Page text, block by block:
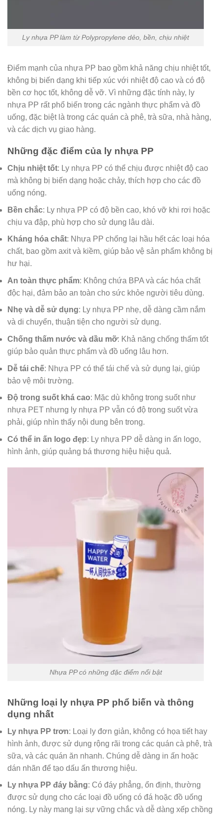
Ly nhựa PP làm từ Polypropylene dẻo, bền, chịu nhiệt
Điểm mạnh của nhựa PP bao gồm khả năng chịu nhiệt tốt,
không bị biến dạng khi tiếp xúc với nhiệt độ cao và có độ
bền cơ học tốt, không dễ vỡ. Vì những đặc tính này, ly
nhựa PP rất phổ biến trong các ngành thực phẩm và đồ
uống, đặc biệt là trong các quán cà phê, trà sữa, nhà hàng,
và các dịch vụ giao hàng.
Những đặc điểm của ly nhựa PP
Chịu nhiệt tốt: Ly nhựa PP có thể chịu được nhiệt độ cao
mà không bị biến dạng hoặc chảy, thích hợp cho các đồ
uống nóng.
Bền chắc: Ly nhựa PP có độ bền cao, khó vỡ khi rơi hoặc
chịu va đập, phù hợp cho sử dụng lâu dài.
Kháng hóa chất: Nhựa PP chống lại hầu hết các loại hóa
chất, bao gồm axit và kiềm, giúp bảo vệ sản phẩm không bị
hư hại.
An toàn thực phẩm: Không chứa BPA và các hóa chất
độc hại, đảm bảo an toàn cho sức khỏe người tiêu dùng.
Nhẹ và dễ sử dụng: Ly nhựa PP nhẹ, dễ dàng cầm nắm
và di chuyển, thuận tiện cho người sử dụng.
Chống thấm nước và dầu mỡ: Khả năng chống thấm tốt
giúp bảo quản thực phẩm và đồ uống lâu hơn.
Dễ tái chế: Nhựa PP có thể tái chế và sử dụng lại, giúp
bảo vệ môi trường.
Độ trong suốt khá cao: Mặc dù không trong suốt như
nhựa PET nhưng ly nhựa PP vẫn có độ trong suốt vừa
phải, giúp nhìn thấy nội dung bên trong.
Có thể in ấn logo đẹp: Ly nhựa PP dễ dàng in ấn logo,
hình ảnh, giúp quảng bá thương hiệu hiệu quả.
Nhựa PP có những đặc điểm nổi bật
Những loại ly nhựa PP phổ biến và thông
dụng nhất
Ly nhựa PP trơn: Loại ly đơn giản, không có họa tiết hay
hình ảnh, được sử dụng rộng rãi trong các quán cà phê, trà
sữa, và các quán ăn nhanh. Chúng dễ dàng in ấn hoặc
dán nhãn để tạo dấu ấn thương hiệu.
Ly nhựa PP đáy bằng: Có đáy phẳng, ổn định, thường
được sử dụng cho các loại đồ uống có đá hoặc đồ uống
nóng. Ly này mang lại sự vững chắc và dễ dàng xếp chồng